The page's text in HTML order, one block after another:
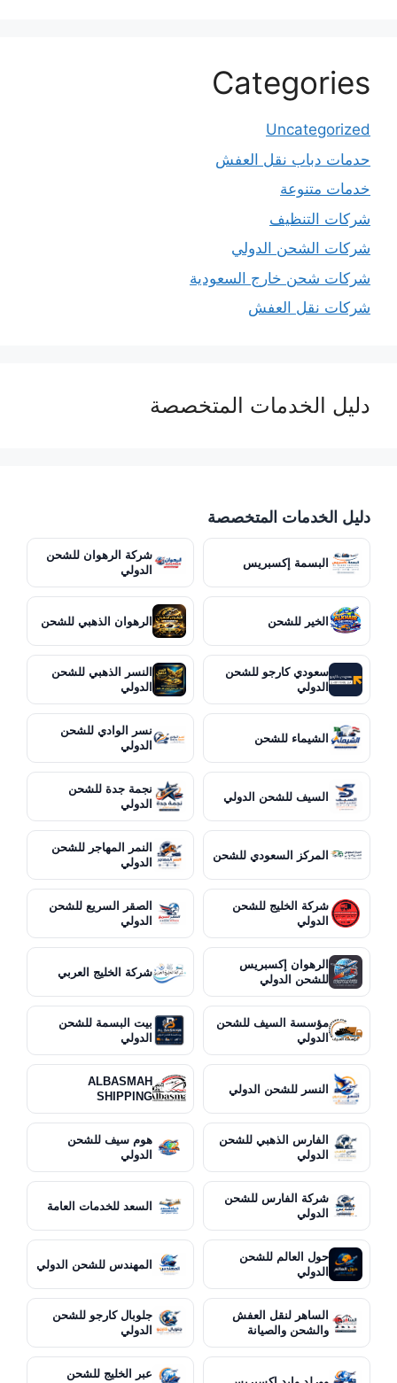
Categories
Uncategorized
حدمات دباب نقل العفش
خدمات متنوعة
شركات التنظيف
شركات الشحن الدولي
شركات شحن خارج السعودية
شركات نقل العفش
دليل الخدمات المتخصصة
دليل الخدمات المتخصصة
البسمة إكسبريس
شركة الرهوان للشحن
الدولي
الخير للشحن الرهوان الذهبي للشحن
سعودي كارجو للشحن
الدولي
النسر الذهبي للشحن
الدولي
الشيماء للشحن
نسر الوادي للشحن
الدولي
السيف للشحن الدولي
نجمة جدة للشحن
الدولي
المركز السعودي للشحن
النمر المهاجر للشحن
الدولي
شركة الخليج للشحن
الدولي
الصقر السريع للشحن
الدولي
الرهوان إكسبريس
للشحن الدولي
شركة الخليج العربي
مؤسسة السيف للشحن
الدولي
بيت البسمة للشحن
الدولي
النسر للشحن الدولي
ALBASMAH
SHIPPING
الفارس الذهبي للشحن
الدولي
هوم سيف للشحن
الدولي
شركة الفارس للشحن
الدولي
السعد للخدمات العامة
حول العالم للشحن
الدولي
المهندس للشحن الدولي
الساهر لنقل العفش
والشحن والصيانة
جلوبال كارجو للشحن
الدولي
عبر الخليج للشحن